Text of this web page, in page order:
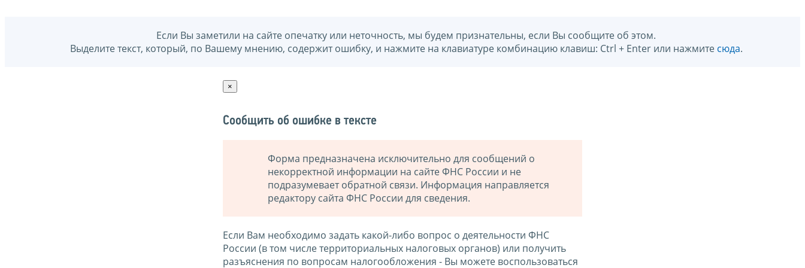
Если Вы заметили на сайте опечатку или неточность, мы будем признательны, если Вы сообщите об этом.
Выделите текст, который, по Вашему мнению, содержит ошибку, и нажмите на клавиатуре комбинацию клавиш: Ctrl + Enter или нажмите сюда.
×
Сообщить об ошибке в тексте
Форма предназначена исключительно для сообщений о
некорректной информации на сайте ФНС России и не
подразумевает обратной связи. Информация направляется
редактору сайта ФНС России для сведения.
Если Вам необходимо задать какой-либо вопрос о деятельности ФНС
России (в том числе территориальных налоговых органов) или получить
разъяснения по вопросам налогообложения - Вы можете воспользоваться